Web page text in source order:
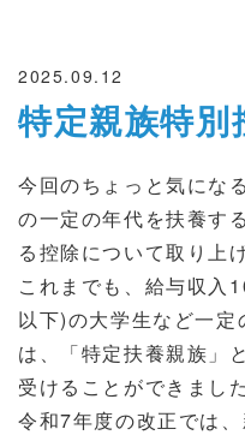
2025.09.12
特定親族特別
今回のちょっと気にな
の一定の年代を扶養す
る控除について取り上
これまでも、給与収入
以下)の大学生など一
は、「特定扶養親族」
受けることができました
令和7年度の改正では